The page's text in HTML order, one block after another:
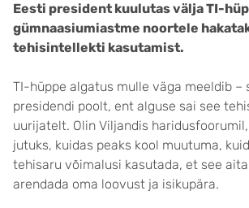
Eesti president kuulutas välja TI-
gümnaasiumiastme noortele
tehisintellekti kasutamist.
TI-hüppe algatus mulle väga meeldib –
presidendi poolt, ent alguse sai see
uurijatelt. Olin Viljandis
jutuks, kuidas peaks kool muutuma,
tehisaru võimalusi kasutada, et see
arendada oma loovust ja isikupära.